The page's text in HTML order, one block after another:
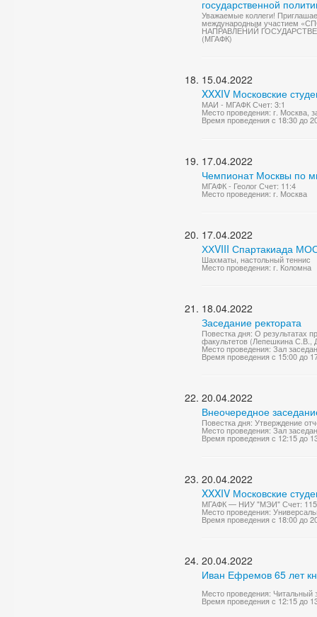
государственной
Уважаемые коллеги!
международным участием
НАПРАВЛЕНИЙ
(МГАФК)
15.04.2022
XXXIV Московские
МАИ - МГАФК Счет: 3:1
Место проведения: г. Москва,
Время проведения с 18:30 до
17.04.2022
Чемпионат Москвы по
МГАФК - Геолог Счет: 11:4
Место проведения: г. Москва
17.04.2022
ХХVIII Спартакиада
Шахматы, настольный теннис
Место проведения: г. Коломна
18.04.2022
Заседание ректората
Повестка дня: О результатах
факультетов (Лепешкина
Место проведения: Зал
Время проведения с 15:00 до
20.04.2022
Внеочередное
Повестка дня: Утверждение
Место проведения: Зал
Время проведения с 12:15 до
20.04.2022
XXXIV Московские
МГАФК — НИУ "МЭИ" Счет:
Место проведения:
Время проведения с 18:00 до
20.04.2022
Иван Ефремов 65 лет
Место проведения:
Время проведения с 12:15 до